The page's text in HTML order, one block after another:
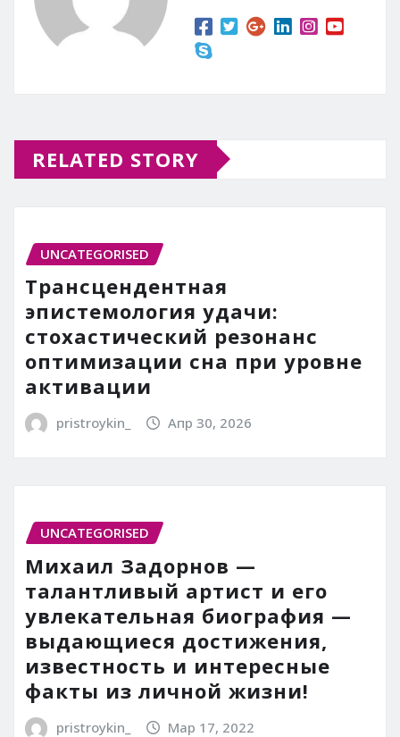
RELATED STORY
UNCATEGORISED
Трансцендентная
эпистемология удачи:
стохастический резонанс
оптимизации сна при уровне
активации
pristroykin_ Апр 30, 2026
UNCATEGORISED
Михаил Задорнов —
талантливый артист и его
увлекательная биография —
выдающиеся достижения,
известность и интересные
факты из личной жизни!
pristroykin_ Мар 17, 2022